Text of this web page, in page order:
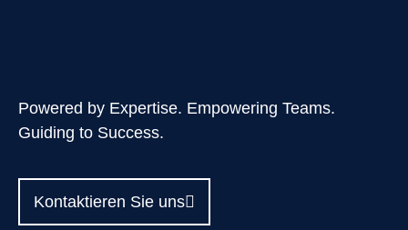
Powered by Expertise. Empowering Teams.
Guiding to Success.
Kontaktieren Sie uns